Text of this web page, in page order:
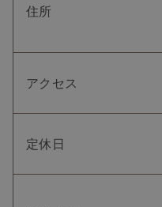
住所
アクセス
定休日